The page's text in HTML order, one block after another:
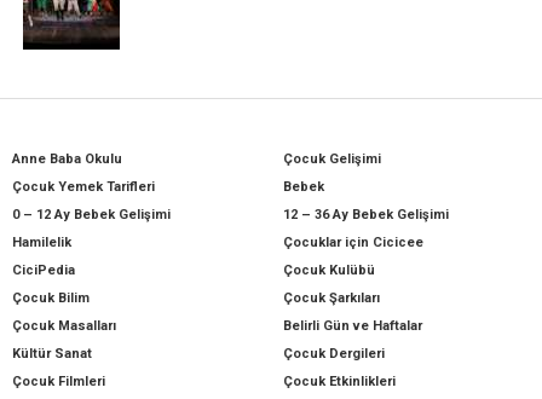
Anne Baba Okulu
Çocuk Gelişimi
Çocuk Yemek Tarifleri
Bebek
0 – 12 Ay Bebek Gelişimi
12 – 36 Ay Bebek Gelişimi
Hamilelik
Çocuklar için Cicicee
CiciPedia
Çocuk Kulübü
Çocuk Bilim
Çocuk Şarkıları
Çocuk Masalları
Belirli Gün ve Haftalar
Kültür Sanat
Çocuk Dergileri
Çocuk Filmleri
Çocuk Etkinlikleri